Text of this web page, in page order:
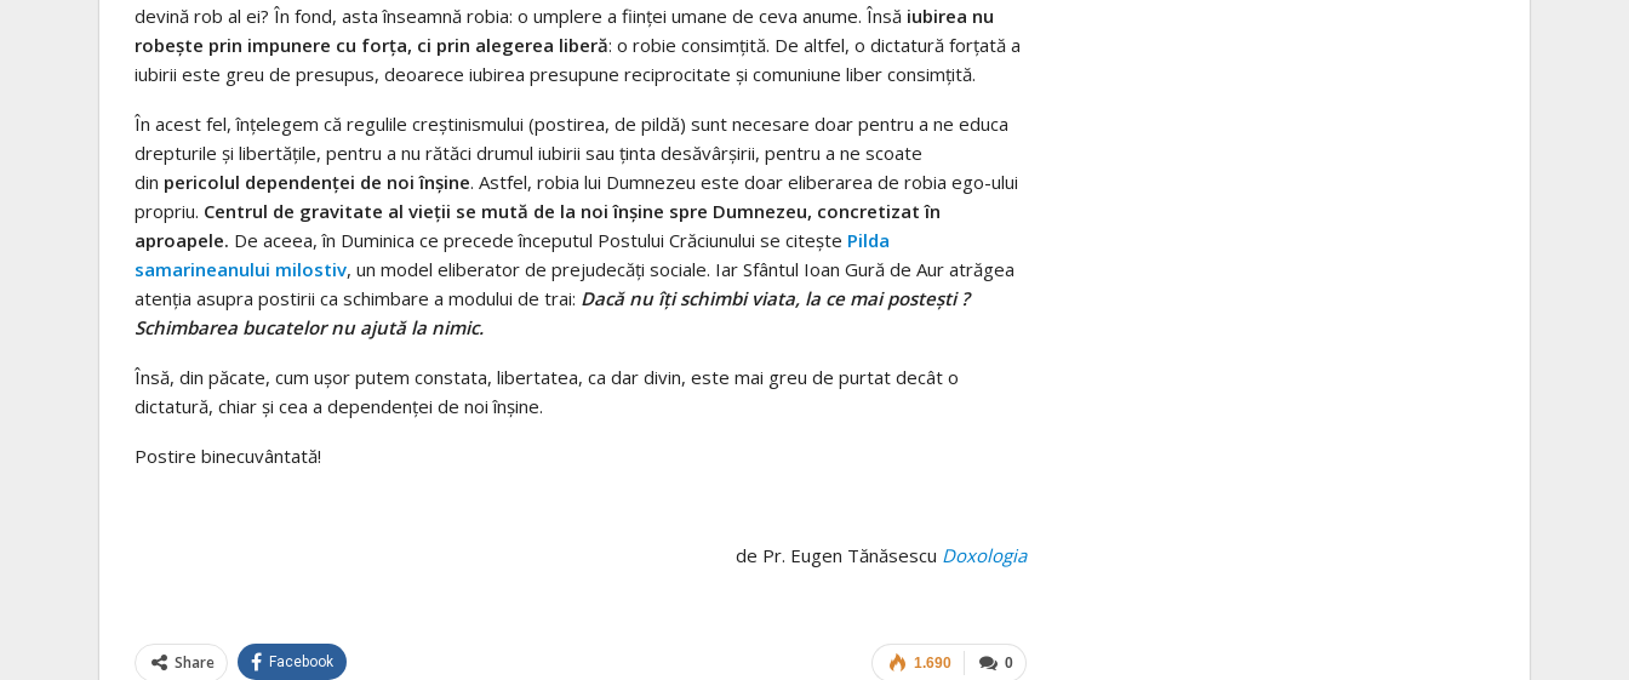
devină rob al ei? În fond, asta înseamnă robia: o umplere a fiinţei umane de ceva anume. Însă iubirea nu
robeşte prin impunere cu forţa, ci prin alegerea liberă: o robie consimţită. De altfel, o dictatură forţată a
iubirii este greu de presupus, deoarece iubirea presupune reciprocitate şi comuniune liber consimţită.
În acest fel, înţelegem că regulile creştinismului (postirea, de pildă) sunt necesare doar pentru a ne educa
drepturile şi libertăţile, pentru a nu rătăci drumul iubirii sau ţinta desăvârşirii, pentru a ne scoate
din pericolul dependenţei de noi înşine. Astfel, robia lui Dumnezeu este doar eliberarea de robia ego-ului
propriu. Centrul de gravitate al vieţii se mută de la noi înşine spre Dumnezeu, concretizat în
aproapele. De aceea, în Duminica ce precede începutul Postului Crăciunului se citeşte Pilda
samarineanului milostiv, un model eliberator de prejudecăţi sociale. Iar Sfântul Ioan Gură de Aur atrăgea
atenţia asupra postirii ca schimbare a modului de trai: Dacă nu îţi schimbi viata, la ce mai posteşti ?
Schimbarea bucatelor nu ajută la nimic.
Însă, din păcate, cum uşor putem constata, libertatea, ca dar divin, este mai greu de purtat decât o
dictatură, chiar şi cea a dependenţei de noi înşine.
Postire binecuvântată!
de Pr. Eugen Tănăsescu Doxologia
0
1.690
Share Facebook